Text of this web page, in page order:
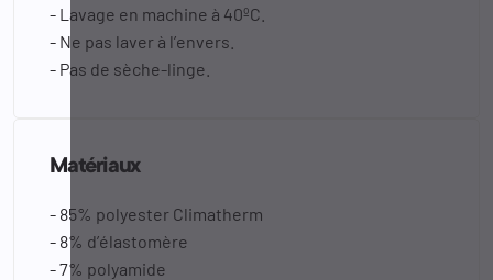
- Lavage en machine à 40ºC.
- Ne pas laver à l’envers.
- Pas de sèche-linge.
Matériaux
- 85% polyester Climatherm
- 8% d’élastomère
- 7% polyamide